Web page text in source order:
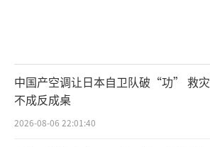
中国产空调让日本自卫队破“功” 救灾
不成反成桌
2026-08-06 22:01:40